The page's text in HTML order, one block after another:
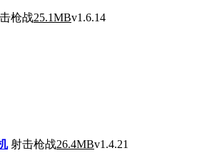
枪战25.1MBv1.6.14
射击枪战26.4MBv1.4.21